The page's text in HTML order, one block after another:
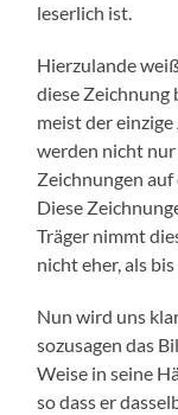
leserlich ist.
Hierzulande
diese Zeichnung
meist der
werden nicht
Zeichnungen auf
Diese
Träger nimmt
nicht eher, als
Nun wird uns
sozusagen das
Weise in seine
so dass er